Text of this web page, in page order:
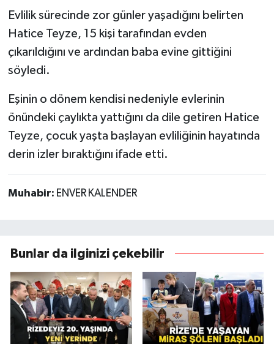
Evlilik sürecinde zor günler yaşadığını belirten
Hatice Teyze, 15 kişi tarafından evden
çıkarıldığını ve ardından baba evine gittiğini
söyledi.
Eşinin o dönem kendisi nedeniyle evlerinin
önündeki çaylıkta yattığını da dile getiren Hatice
Teyze, çocuk yaşta başlayan evliliğinin hayatında
derin izler bıraktığını ifade etti.
Muhabir: ENVER KALENDER
Bunlar da ilginizi çekebilir